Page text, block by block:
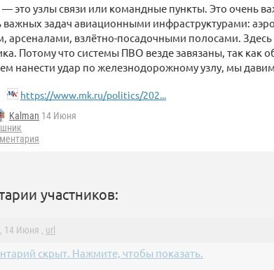
это узлы связи или командные пункты. Это очень
важных задач авиационными инфраструктурами:
арсеналами, взлётно-посадочными полосами.
Потому что системы ПВО везде завязаны, так как
нанести удар по железнодорожному узлу, мы
https://www.mk.ru/politics/202...
Kalman 14 Июня
участников:
, 14 Июня , url
скрыт. Нажмите, чтобы показать.